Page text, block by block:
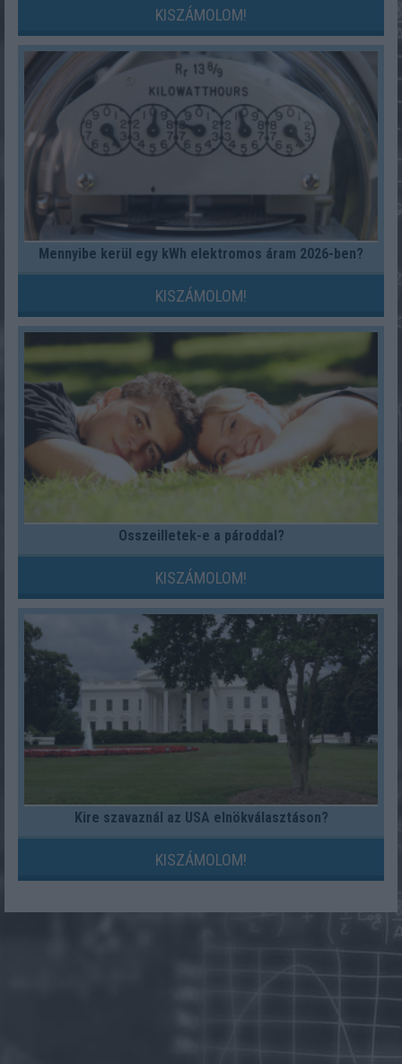
KISZÁMOLOM!
Mennyibe kerül egy kWh elektromos áram 2026-ben?
KISZÁMOLOM!
Összeilletek-e a pároddal?
KISZÁMOLOM!
Kire szavaznál az USA elnökválasztáson?
KISZÁMOLOM!